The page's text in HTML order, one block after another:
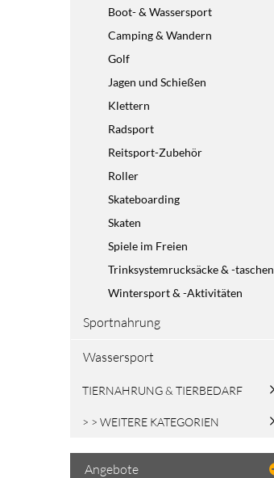
Boot- & Wassersport
Camping & Wandern
Golf
Jagen und Schießen
Klettern
Radsport
Reitsport-Zubehör
Roller
Skateboarding
Skaten
Spiele im Freien
Trinksystemrucksäcke & -taschen
Wintersport & -Aktivitäten
Sportnahrung
Wassersport
TIERNAHRUNG & TIERBEDARF
> > WEITERE KATEGORIEN
Angebote